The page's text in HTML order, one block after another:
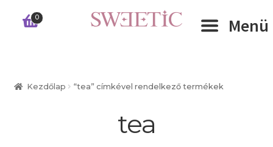
Ugrás
Kilépés
0 Menü
Kezdőlap “tea” címkével rendelkező termékek
tea